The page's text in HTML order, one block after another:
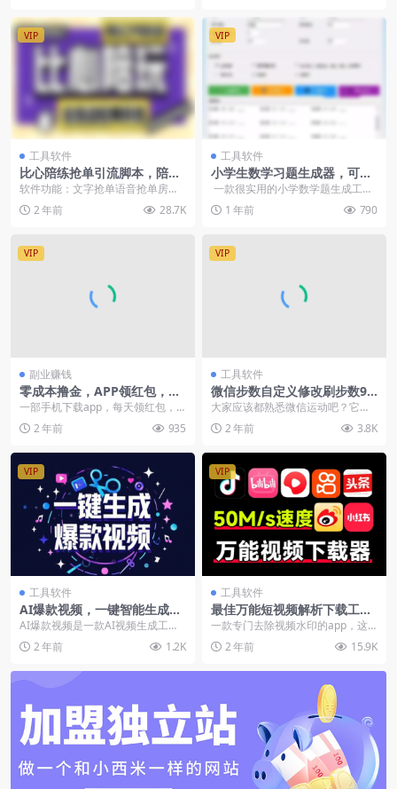
VIP
工具软件
比心陪练抢单引流脚本，陪玩
接单工作室必备神器【抢单脚
本+使用教程】【去卡密版
本】
软件功能：文字抢单语音抢单房间
跳单设备需求：安卓手机 会员可
免费获取全站资源...
2 年前 28.7K
VIP
工具软件
小学生数学习题生成器，可自
定题目类型带答案
一款很实用的小学数学题生成工
具，可生成加减乘除以及小数运算
等题目，支...
1 年前 790
VIP
副业赚钱
零成本撸金，APP领红包，单
机日入50+，有手机就行，可
以矩阵操作
一部手机下载app，每天领红包，
单机日入50+，有手就会做，可多
号矩阵操作
2 年前 935
VIP
工具软件
微信步数自定义修改刷步数99
999
大家应该都熟悉微信运动吧？它已
经成为很多人日常生活中的一部
分，记录每日步数，既是...
2 年前 3.8K
VIP
工具软件
AI爆款视频，一键智能生成爆
款视频【在线工具】
AI爆款视频是一款AI视频生成工
具，添加任意素材，一键智能生成
爆款视频工具，支持...
2 年前 1.2K
VIP
工具软件
最佳万能短视频解析下载工
具，支持抖音快手B站小红
一款专门去除视频水印的app，这
款软件支持多个平台，包括快手、
抖音等，使用方法也...
2 年前 15.9K